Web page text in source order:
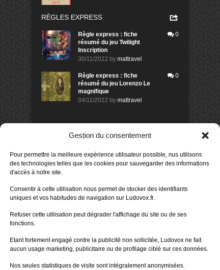
Gestion du consentement
Pour permettre la meilleure expérience utilisateur possible, nus utilisons
des technologies telles que les cookies pour sauvegarder des informations
d'accès à notre site.
Consentir à cette utilisation nous permet de stocker des identifiants
uniques et vos habitudes de navigation sur Ludovox.fr.
Refuser cette utilisation peut dégrader l'affichage du site ou de ses
fonctions.
Etant fortement engagé contre la publicité non sollicitée, Ludovox ne fait
aucun usage marketing, publicitaire ou de profilage ciblé sur ces données.
Nos seules statistiques de visite sont intégralement anonymisées.
RÈGLES EXPRESS
Règle express : fiche
résumé du jeu Twilight
Inscription
30/11/2022 by mattravel
0
Règle express : fiche
résumé du jeu Lorenzo Le
magnifique
04/11/2022 by mattravel
0
DERNIERS AVIS DES MEMBRES
Avis de
Sur le jeu Collect!
il y a 17 heures
Avis demorlockbob
Sur le jeu Detective Box - Ciao
Publié leil y a 2 jours
80%
Sur le jeu Detective Box - Ciao
Bella